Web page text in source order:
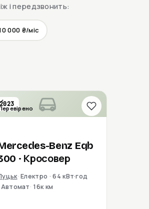
і передзвонить:
000 ₴/міс
2023
Benz Eqb
· Кросовер
Електро · 64 кВт·год
Автомат 16к км